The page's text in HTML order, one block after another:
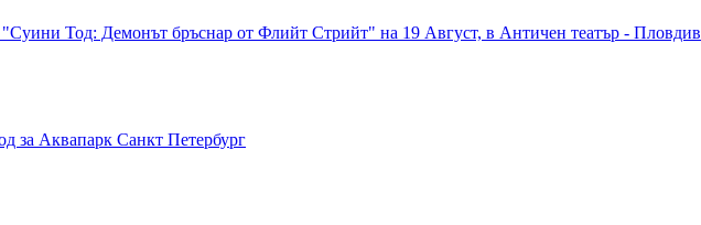
Тод: Демонът бръснар от Флийт Стрийт" на 19 Август, в Античен театър - Пловдив
за Аквапарк Санкт Петербург